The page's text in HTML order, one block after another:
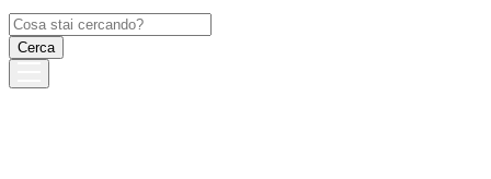
Ricerca
per: